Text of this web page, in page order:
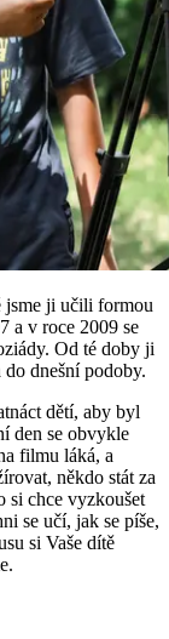
jsme ji učili formou
a v roce 2009 se
Od té doby ji
dnešní podoby.
dětí, aby byl
den se obvykle
filmu láká, a
někdo stát za
si chce vyzkoušet
se učí, jak se píše,
si Vaše dítě